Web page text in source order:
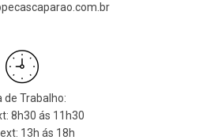
de Trabalho:
8h30 ás 11h30
13h ás 18h